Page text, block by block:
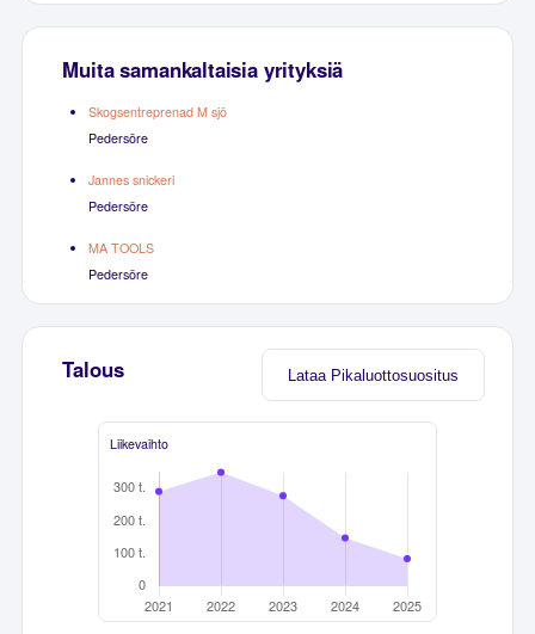
Muita samankaltaisia yrityksiä
Skogsentreprenad M sjö
Pedersöre
Jannes snickeri
Pedersöre
MA TOOLS
Pedersöre
Lataa Pikaluottosuositus
Talous
Liikevaihto